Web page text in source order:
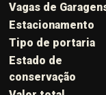
Vagas de
Estacionamento
Tipo de portaria
Estado de
conservação